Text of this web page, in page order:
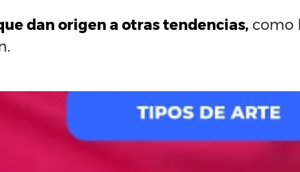
dan origen a otras tendencias, como